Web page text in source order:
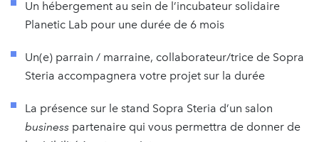
Un hébergement au sein de l’incubateur solidaire
Planetic Lab pour une durée de 6 mois
Un(e) parrain / marraine, collaborateur/trice de Sopra
Steria accompagnera votre projet sur la durée
La présence sur le stand Sopra Steria d’un salon
business partenaire qui vous permettra de donner de